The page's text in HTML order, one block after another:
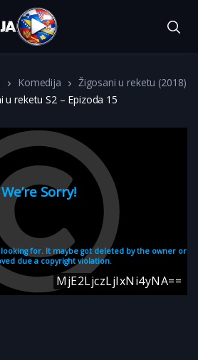
Komedija
Žigosani u reketu (2018)
u reketu S2 – Epizoda 15